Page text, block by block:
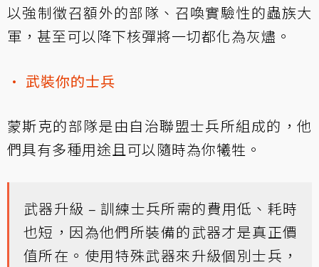
以強制徵召額外的部隊、召喚實驗性的蟲族大
軍，甚至可以降下核彈將一切都化為灰燼。
• 武裝你的士兵
蒙斯克的部隊是由自治聯盟士兵所組成的，他
們具有多種用途且可以隨時為你犧牲。
武器升級 – 訓練士兵所需的費用低、耗時
也短，因為他們所裝備的武器才是真正價
值所在。使用特殊武器來升級個別士兵，